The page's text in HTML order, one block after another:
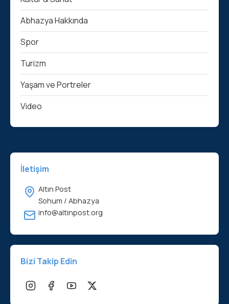
Abhazya Hakkında
Spor
Turizm
Yaşam ve Portreler
Video
İletişim
Altın Post
Sohum / Abhazya
info@altinpost.org
Bizi Takip Edin